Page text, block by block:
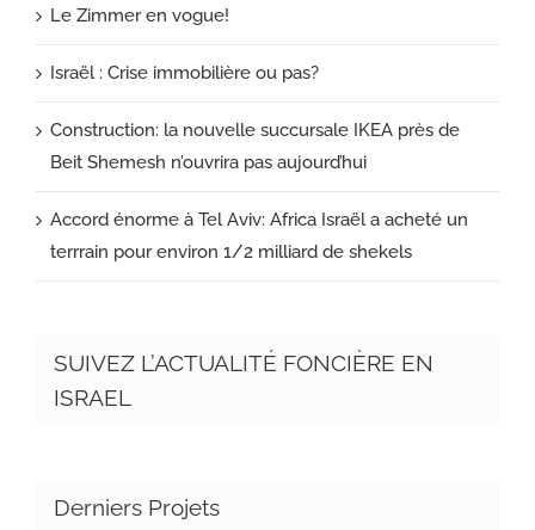
Le Zimmer en vogue!
Israël : Crise immobilière ou pas?
Construction: la nouvelle succursale IKEA près de
Beit Shemesh n’ouvrira pas aujourd’hui
Accord énorme à Tel Aviv: Africa Israël a acheté un
terrrain pour environ 1/2 milliard de shekels
SUIVEZ L’ACTUALITÉ FONCIÈRE EN
ISRAEL
Derniers Projets